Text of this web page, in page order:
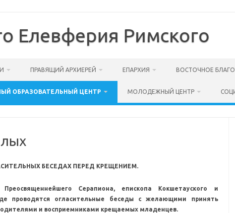
Елевферия Римского
ПРАВЯЩИЙ АРХИЕРЕЙ ЕПАРХИЯ ВОСТОЧНОЕ
ОБРАЗОВАТЕЛЬНЫЙ ЦЕНТР МОЛОДЕЖНЫЙ ЦЕНТР
БЕСЕДАХ ПЕРЕД КРЕЩЕНИЕМ.
Серапиона, епископа Кокшетауского и
проводятся огласительные беседы с желающими принять
и восприемниками крещаемых младенцев.